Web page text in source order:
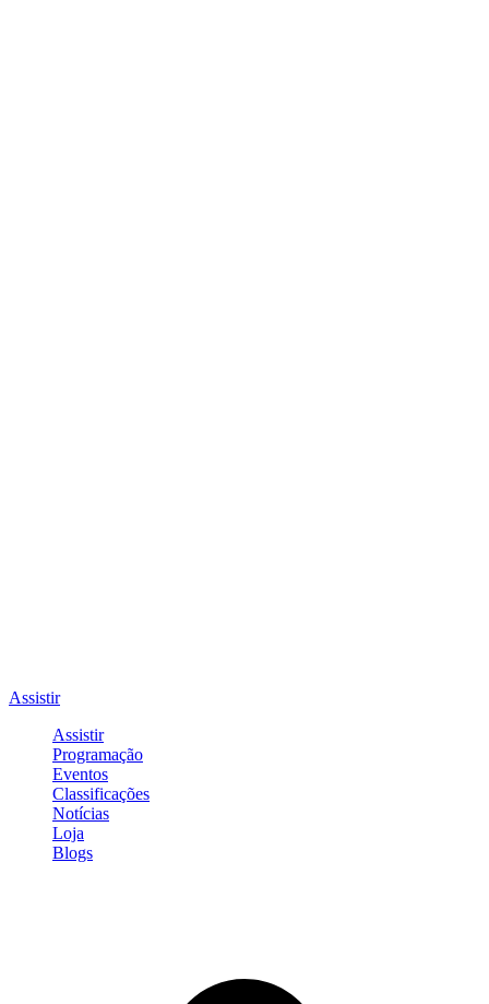
Assistir
Assistir
Programação
Eventos
Classificações
Notícias
Loja
Blogs